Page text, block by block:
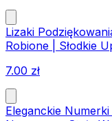
Lizaki
Robione | Słodkie
7.00 zł
Eleganckie Numerki